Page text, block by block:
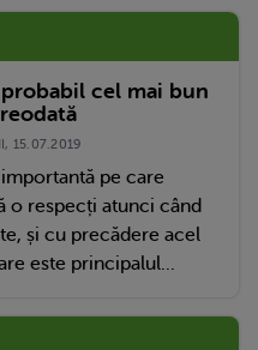
cel mai bun
15.07.2019
pe care
o respecți atunci când
și cu precădere acel
este principalul...